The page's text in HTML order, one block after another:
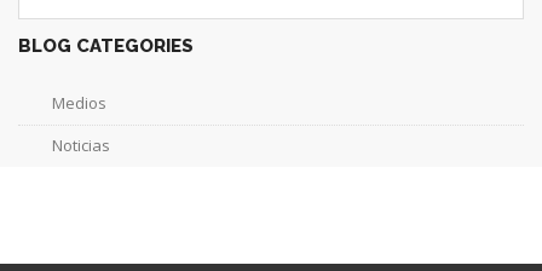
BLOG CATEGORIES
Medios
Noticias